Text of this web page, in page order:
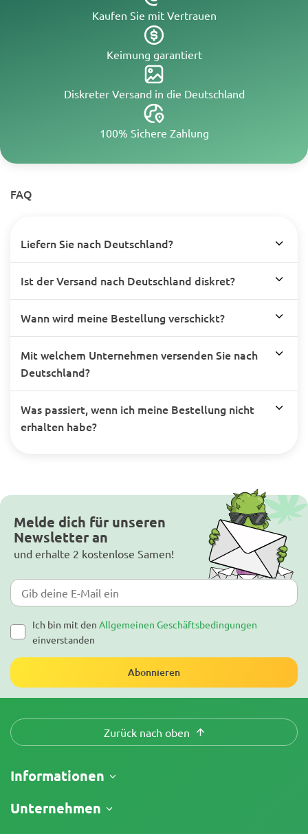
Kaufen Sie mit Vertrauen
Keimung garantiert
Diskreter Versand in die Deutschland
100% Sichere Zahlung
FAQ
Liefern Sie nach Deutschland?
Ist der Versand nach Deutschland diskret?
Wann wird meine Bestellung verschickt?
Mit welchem Unternehmen versenden Sie nach
Deutschland?
Was passiert, wenn ich meine Bestellung nicht
erhalten habe?
Melde dich für unseren
Newsletter an
und erhalte 2 kostenlose Samen!
Ich bin mit den Allgemeinen Geschäftsbedingungen
einverstanden
Abonnieren
Zurück nach oben
Informationen
Versand
Unternehmen